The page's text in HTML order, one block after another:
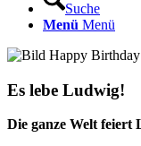
Suche
Menü Menü
Es lebe Ludwig!
Die ganze Welt feiert